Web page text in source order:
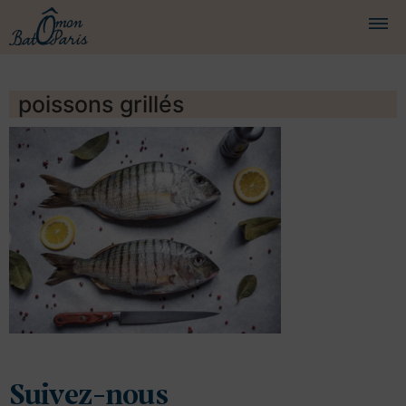
BATEAUX
CROISIÈRES
SERVICES
PRESTATIONS
ÉQUIPAGE
JOURNAL DE BORD
PRESSE
poissons grillés
Suivez-nous